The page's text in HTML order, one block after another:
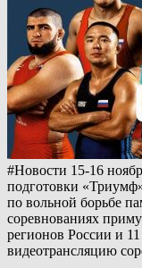
#Новости 15-16
подготовки
по вольной борьбе
соревнованиях
регионов России и
видеотрансляцию